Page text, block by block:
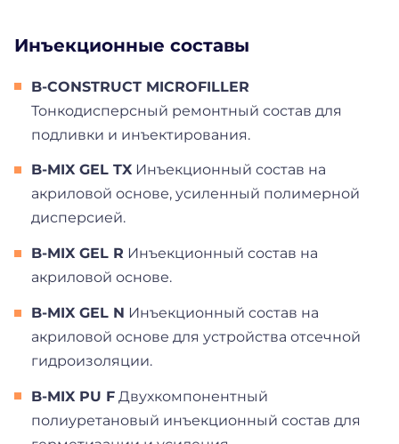
Инъекционные составы
B-CONSTRUCT MICROFILLER
Тонкодисперсный ремонтный состав для
подливки и инъектирования.
B-MIX GEL TX Инъекционный состав на
акриловой основе, усиленный полимерной
дисперсией.
B-MIX GEL R Инъекционный состав на
акриловой основе.
B-MIX GEL N Инъекционный состав на
акриловой основе для устройства отсечной
гидроизоляции.
B-MIX PU F Двухкомпонентный
полиуретановый инъекционный состав для